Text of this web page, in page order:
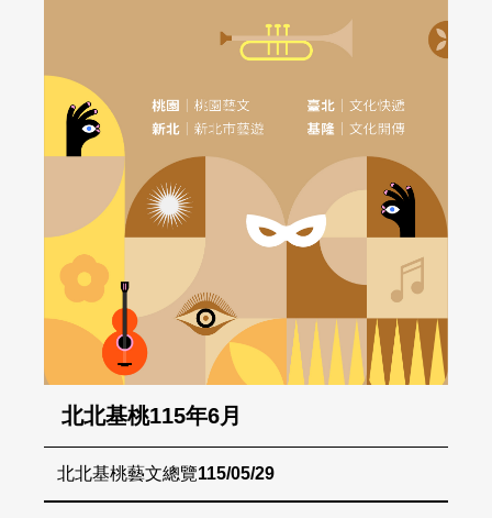
北北基桃115年6月
北北基桃藝文總覽115/05/29